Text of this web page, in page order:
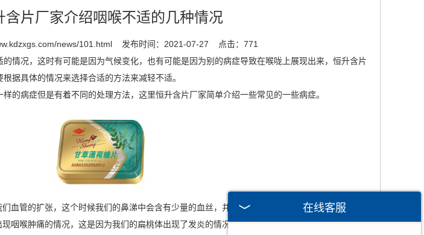
含片厂家介绍咽喉不适的几种情况
news/101.html 发布时间：2021-07-27
点击：771
况，这时有可能是因为气候变化，也有可能是因为别的病症导致在喉咙上展现出来， 恒升含片
据具体的情况来选择合适的方法来减轻不适。
的病症但是有着不同的处理方法，这里恒升含片厂家简单介绍一些常见的一些病症。
管的扩张，这个时候我们的鼻涕中会含有少量的血丝，并且出现干疼的感觉。
喉肿痛的情况，这是因为我们的扁桃体出现了发炎的情况。
在线客服